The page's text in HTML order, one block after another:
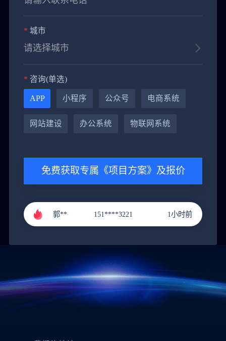
* 城市
* 咨询(单选)
APP 小程序 公众号 电商系统
网站建设 办公系统 物联网系统
免费获取专属《项目方案》及报价
黄** 151****9288 4小时前
李** 131****9211 2小时前
151****9288
郭** 151****3221 1小时前